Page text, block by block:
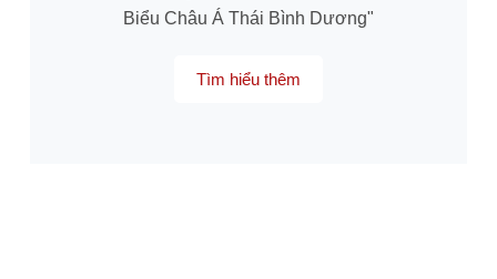
Biểu Châu Á Thái Bình Dương"
Tìm hiểu thêm